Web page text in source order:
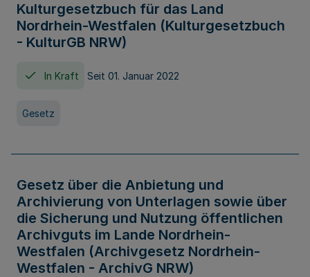
Kulturgesetzbuch für das Land
Nordrhein-Westfalen (Kulturgesetzbuch
- KulturGB NRW)
In Kraft Seit 01. Januar 2022
Gesetz
Gesetz über die Anbietung und
Archivierung von Unterlagen sowie über
die Sicherung und Nutzung öffentlichen
Archivguts im Lande Nordrhein-
Westfalen (Archivgesetz Nordrhein-
Westfalen - ArchivG NRW)